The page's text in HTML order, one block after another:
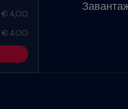
€ 4,00
€ 4.00